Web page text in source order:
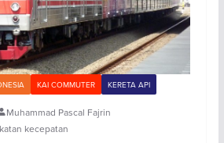
KAI COMMUTER KERETA API
Muhammad Pascal Fajrin
kecepatan